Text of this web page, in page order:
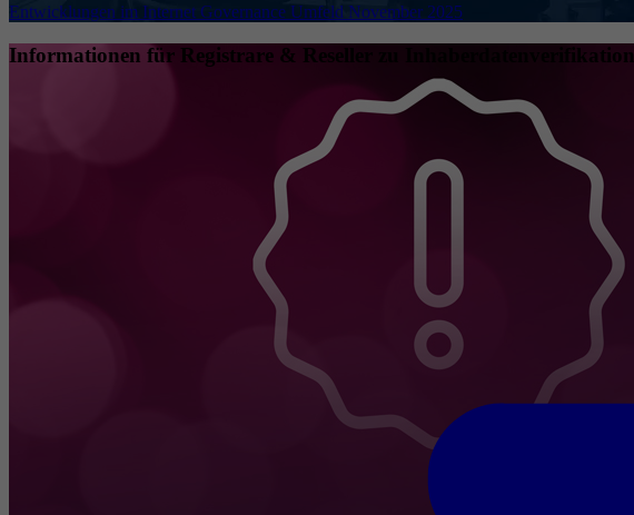
Entwicklungen im Internet Governance Umfeld November 2025
Informationen für Registrare & Reseller zu Inhaberdatenverifikation